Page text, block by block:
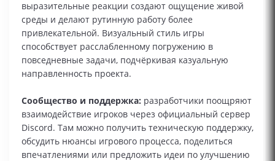
выразительные реакции создают ощущение живой
среды и делают рутинную работу более
привлекательной. Визуальный стиль игры
способствует расслабленному погружению в
повседневные задачи, подчёркивая казуальную
направленность проекта.
Сообщество и поддержка: разработчики поощряют
взаимодействие игроков через официальный сервер
Discord. Там можно получить техническую поддержку,
обсудить нюансы игрового процесса, поделиться
впечатлениями или предложить идеи по улучшению